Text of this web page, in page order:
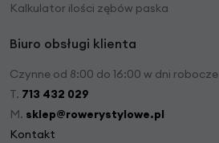
Kalkulator ilości zębów paska
Biuro obsługi klienta
Czynne od 8:00 do 16:00 w dni robocze
T. 713 432 029
M. sklep@rowerystylowe.pl
Kontakt